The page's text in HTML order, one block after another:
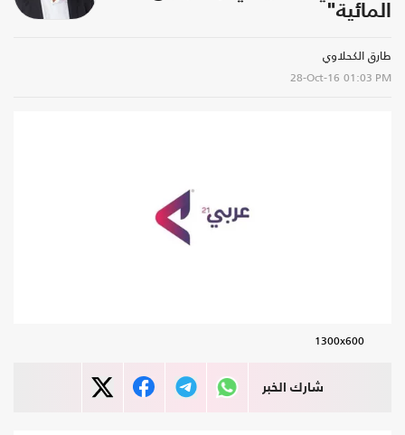
المائية"
طارق الكحلاوي
28-Oct-16 01:03 PM
1300x600
شارك الخبر